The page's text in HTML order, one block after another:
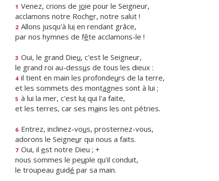
1 Venez, crions de joie pour le Seigneur,
acclamons notre Rocher, notre salut !
2 Allons jusqu'à lui en rendant grâce,
par nos hymnes de fête acclamons-le !
3 Oui, le grand Dieu, c'est le Seigneur,
le grand roi au-dessus de tous les dieux :
4 il tient en main les profondeurs de la terre,
et les sommets des montagnes sont à lui ;
5 à lui la mer, c'est lui qui l'a faite,
et les terres, car ses mains les ont pétries.
6 Entrez, inclinez-vous, prosternez-vous,
adorons le Seigneur qui nous a faits.
7 Oui, il est notre Dieu ; +
nous sommes le peuple qu'il conduit,
le troupeau guidé par sa main.